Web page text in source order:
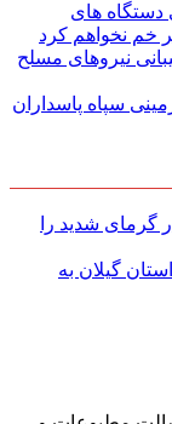
های
خم نخواهم کرد
نیرو‌های مسلح
سپاه پاسداران
در گرمای شدید را
گیلان به